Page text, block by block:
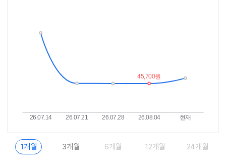
1개월 3개월 6개월 12개월 24개월